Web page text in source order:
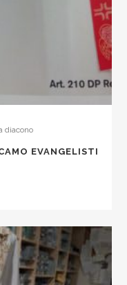
diacono
EVANGELISTI